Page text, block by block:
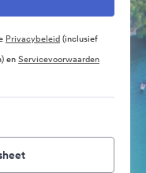
Privacybeleid(inclusief
enServicevoorwaarden